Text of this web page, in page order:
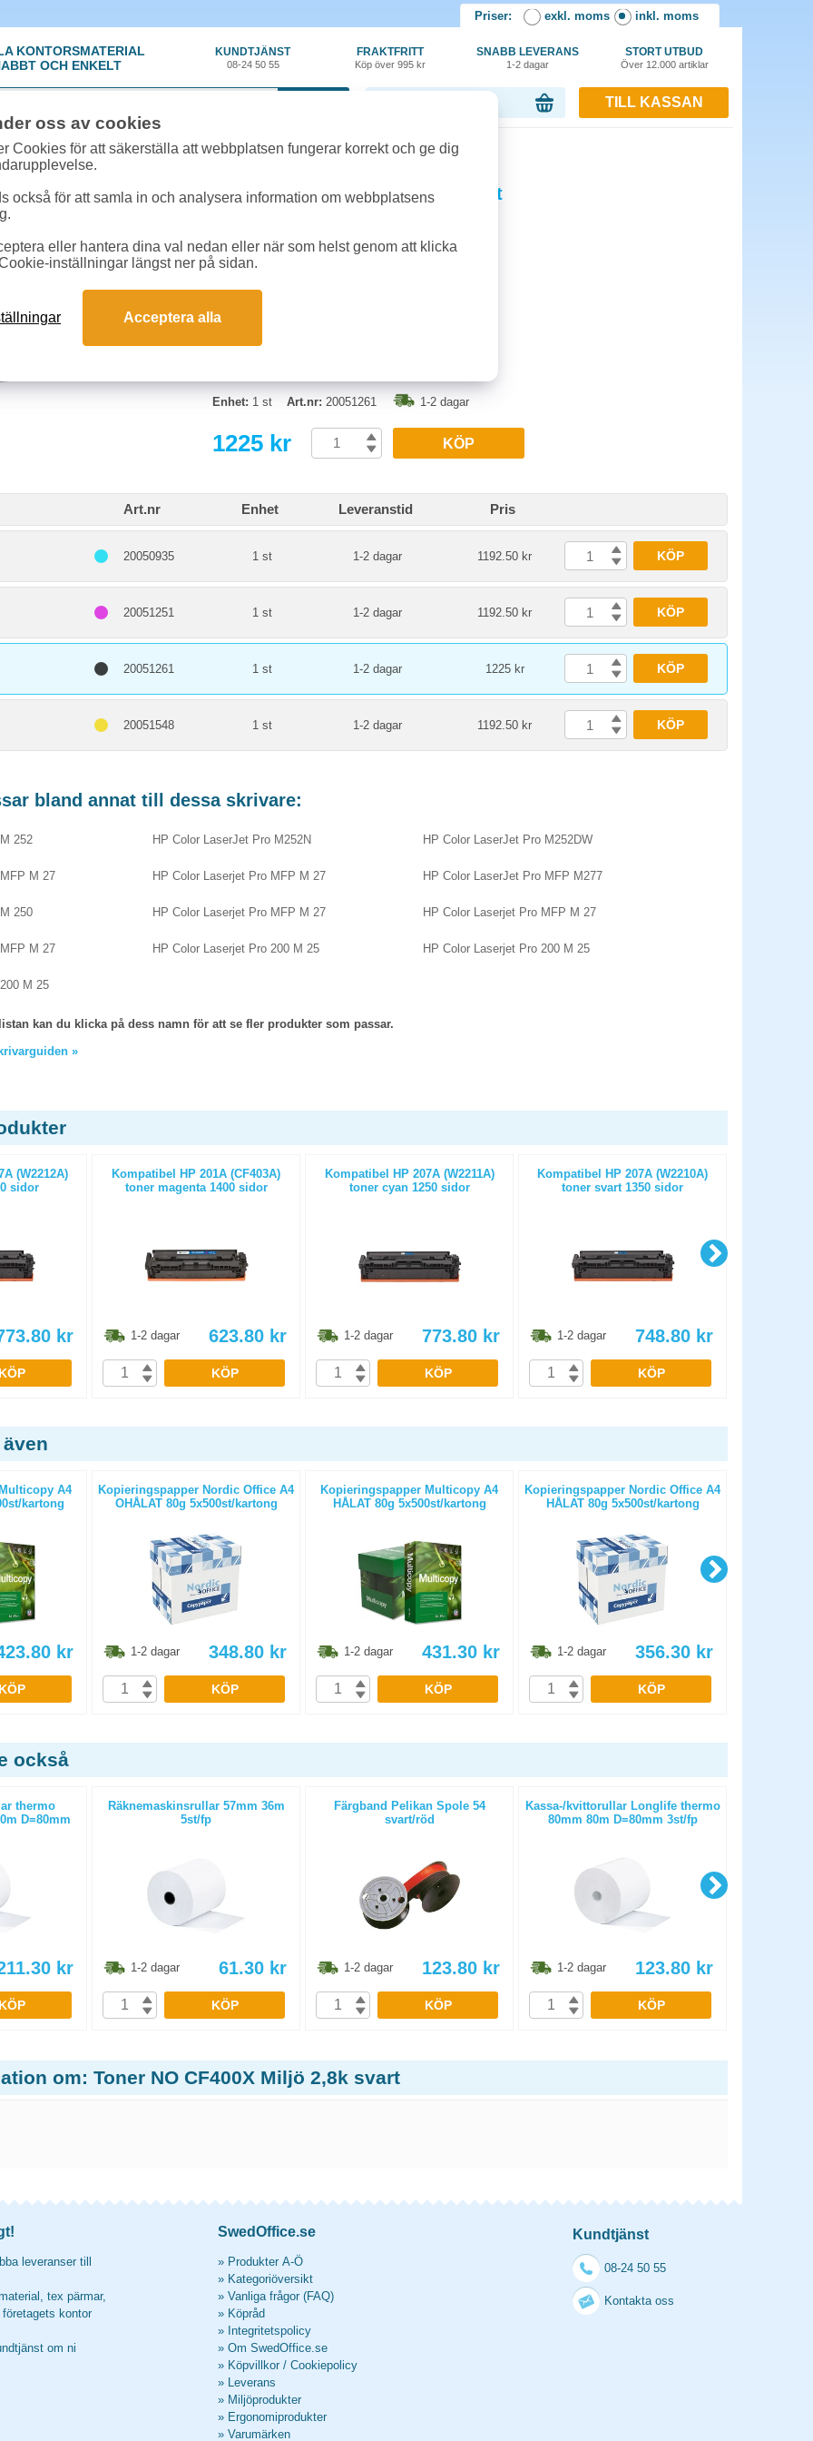
Priser: exkl. moms inkl. moms
KONTORSMATERIAL
OCH ENKELT
KUNDTJÄNST
08-24 50 55
FRAKTFRITT
Köp över 995 kr
SNABB LEVERANS
1-2 dagar
STORT UTBUD
Över 12.000 artiklar
TILL KASSAN
Förbrukning»Toner kompatibla» Toner NO CF400X Miljö 2,8k svart
Toner NO CF400X Miljö 2,8k svart
Svart
Kapacitet: Ca. 2.800 sidor vid 5% täckningsgrad
Miljöinfo: Tillverkat av återvunnet material
Enhet: 1 st Art.nr: 20051261 1-2 dagar
1225 kr KÖP
Art.nr Enhet Leveranstid Pris
20050935 1 st 1-2 dagar 1192.50 kr KÖP
20051251 1 st 1-2 dagar 1192.50 kr KÖP
20051261 1 st 1-2 dagar 1225 kr KÖP
20051548 1 st 1-2 dagar 1192.50 kr KÖP
bland annat till dessa skrivare:
252 HP Color LaserJet Pro M252N HP Color LaserJet Pro M252DW
M 27 HP Color Laserjet Pro MFP M 27 HP Color LaserJet Pro MFP M277
250 HP Color Laserjet Pro MFP M 27 HP Color Laserjet Pro MFP M 27
M 27 HP Color Laserjet Pro 200 M 25 HP Color Laserjet Pro 200 M 25
M 25
kan du klicka på dess namn för att se fler produkter som passar.
»
(W2212A)
sidor
kr
KÖP
Kompatibel HP 201A (CF403A)
toner magenta 1400 sidor
1-2 dagar 623.80 kr
KÖP
Kompatibel HP 207A (W2211A)
toner cyan 1250 sidor
1-2 dagar 773.80 kr
KÖP
Kompatibel HP 207A (W2210A)
toner svart 1350 sidor
1-2 dagar 748.80 kr
KÖP
A4
kartong
kr
KÖP
Kopieringspapper Nordic Office A4
OHÅLAT 80g 5x500st/kartong
1-2 dagar 348.80 kr
KÖP
Kopieringspapper Multicopy A4
HÅLAT 80g 5x500st/kartong
1-2 dagar 431.30 kr
KÖP
Kopieringspapper Nordic Office A4
HÅLAT 80g 5x500st/kartong
1-2 dagar 356.30 kr
KÖP
också
thermo
D=80mm
kr
KÖP
Räknemaskinsrullar 57mm 36m
5st/fp
1-2 dagar 61.30 kr
KÖP
Färgband Pelikan Spole 54
svart/röd
1-2 dagar 123.80 kr
KÖP
Kassa-/kvittorullar Longlife thermo
80mm 80m D=80mm 3st/fp
1-2 dagar 123.80 kr
KÖP
om: Toner NO CF400X Miljö 2,8k svart
leveranser till
tex pärmar,
kontor
om ni
SwedOffice.se
» Produkter A-Ö
» Kategoriöversikt
» Vanliga frågor (FAQ)
» Köpråd
» Integritetspolicy
» Om SwedOffice.se
» Köpvillkor / Cookiepolicy
» Leverans
» Miljöprodukter
» Ergonomiprodukter
» Varumärken
Kundtjänst
08-24 50 55
Kontakta oss
oss av cookies
Cookies för att säkerställa att webbplatsen fungerar korrekt och ge dig
också för att samla in och analysera information om webbplatsens
eller hantera dina val nedan eller när som helst genom att klicka
inställningar längst ner på sidan.
Acceptera alla